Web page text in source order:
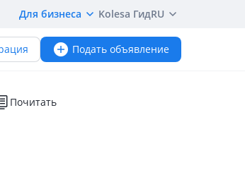
Для бизнеса Kolesa ГидRU
Подать объявление
Почитать